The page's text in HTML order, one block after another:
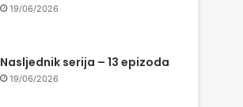
19/06/2026
Nasljednik serija – 13 epizoda
19/06/2026